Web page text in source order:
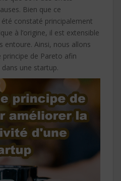
Bien que ce
constaté principalement
à l’origine, il est extensible
entoure. Ainsi, nous allons
de Pareto afin
une startup.